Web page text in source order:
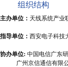
组织结构
主办单位： 天线系统产业
指导单位： 西安电子科技
协办单位: 中国电信广东
广州京信通信有限公